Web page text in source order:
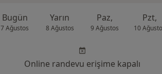
Bugün
7 Ağustos
Yarın
8 Ağustos
Paz,
9 Ağustos
Pzt,
10
Online randevu erişime kapalı